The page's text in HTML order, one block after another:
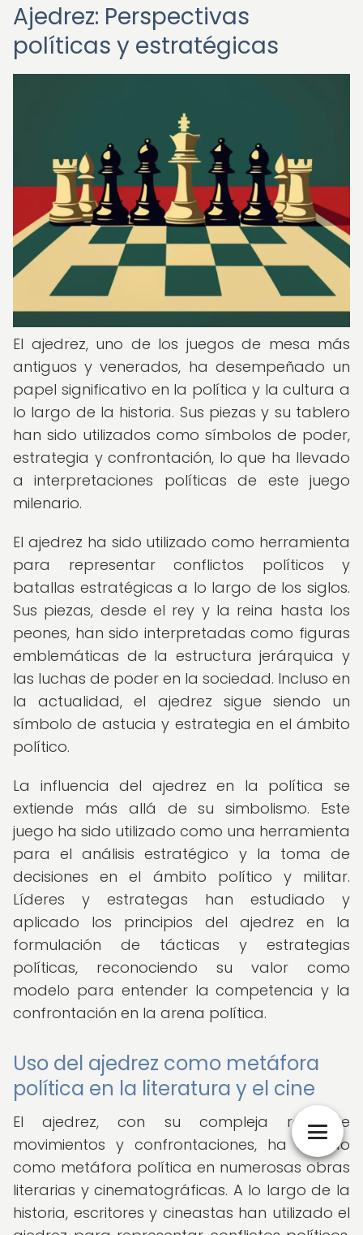
Ajedrez: Perspectivas
políticas y estratégicas
El ajedrez, uno de los juegos de mesa más
antiguos y venerados, ha desempeñado un
papel significativo en la política y la cultura a
lo largo de la historia. Sus piezas y su tablero
han sido utilizados como símbolos de poder,
estrategia y confrontación, lo que ha llevado
a interpretaciones políticas de este juego
milenario.
El ajedrez ha sido utilizado como herramienta
para representar conflictos políticos y
batallas estratégicas a lo largo de los siglos.
Sus piezas, desde el rey y la reina hasta los
peones, han sido interpretadas como figuras
emblemáticas de la estructura jerárquica y
las luchas de poder en la sociedad. Incluso en
la actualidad, el ajedrez sigue siendo un
símbolo de astucia y estrategia en el ámbito
político.
La influencia del ajedrez en la política se
extiende más allá de su simbolismo. Este
juego ha sido utilizado como una herramienta
para el análisis estratégico y la toma de
decisiones en el ámbito político y militar.
Líderes y estrategas han estudiado y
aplicado los principios del ajedrez en la
formulación de tácticas y estrategias
políticas, reconociendo su valor como
modelo para entender la competencia y la
confrontación en la arena política.
Uso del ajedrez como metáfora
política en la literatura y el cine
El ajedrez, con su compleja red de
movimientos y confrontaciones, ha servido
como metáfora política en numerosas obras
literarias y cinematográficas. A lo largo de la
historia, escritores y cineastas han utilizado el